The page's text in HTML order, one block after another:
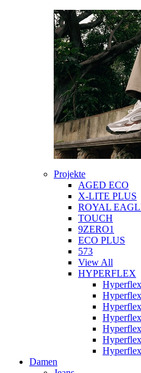
Projekte
AGED ECO
X-LITE PLUS
ROYAL
TOUCH
9ZERO1
ECO PLUS
573
View All
HYPERFLEX
Hyperflex
Damen